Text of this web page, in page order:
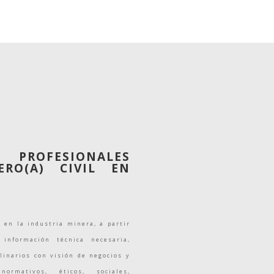
CIVIL EN
en la industria minera, a partir
técnica necesaria,
con visión de negocios y
éticos, sociales,